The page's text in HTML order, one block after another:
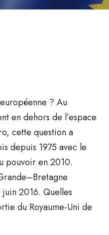
? Au
en dehors de l’espace
cette question a
depuis 1975 avec le
pouvoir en 2010.
2016. Quelles
du Royaume-Uni de